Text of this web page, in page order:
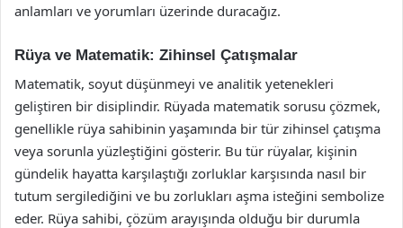
anlamları ve yorumları üzerinde duracağız.
Rüya ve Matematik: Zihinsel Çatışmalar
Matematik, soyut düşünmeyi ve analitik yetenekleri
geliştiren bir disiplindir. Rüyada matematik sorusu çözmek,
genellikle rüya sahibinin yaşamında bir tür zihinsel çatışma
veya sorunla yüzleştiğini gösterir. Bu tür rüyalar, kişinin
gündelik hayatta karşılaştığı zorluklar karşısında nasıl bir
tutum sergilediğini ve bu zorlukları aşma isteğini sembolize
eder. Rüya sahibi, çözüm arayışında olduğu bir durumla